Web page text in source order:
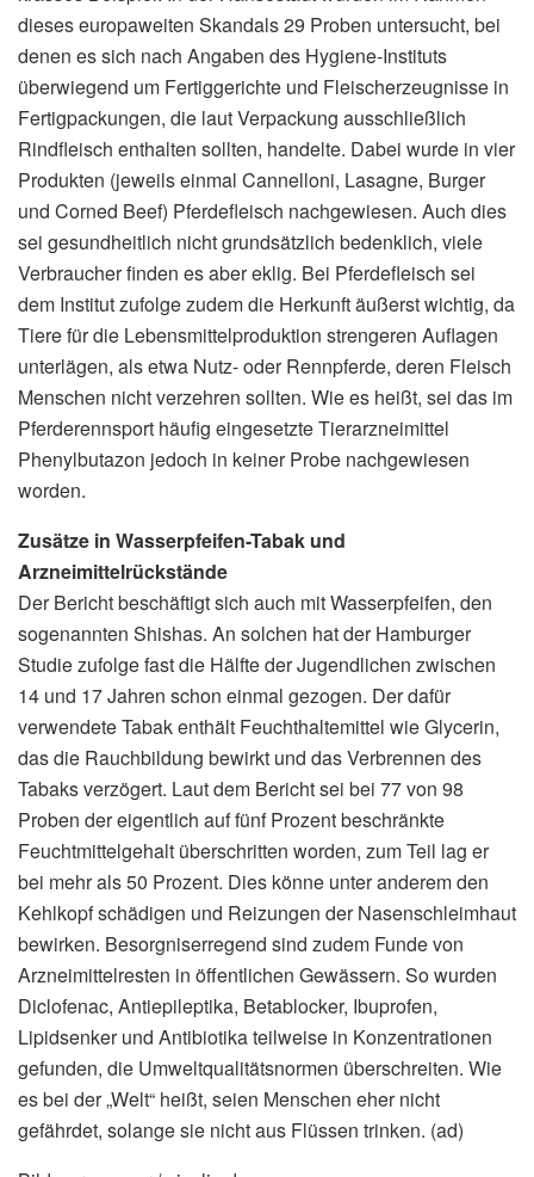
dieses europaweiten Skandals 29 Proben untersucht, bei
denen es sich nach Angaben des Hygiene-Instituts
überwiegend um Fertiggerichte und Fleischerzeugnisse in
Fertigpackungen, die laut Verpackung ausschließlich
Rindfleisch enthalten sollten, handelte. Dabei wurde in vier
Produkten (jeweils einmal Cannelloni, Lasagne, Burger
und Corned Beef) Pferdefleisch nachgewiesen. Auch dies
sei gesundheitlich nicht grundsätzlich bedenklich, viele
Verbraucher finden es aber eklig. Bei Pferdefleisch sei
dem Institut zufolge zudem die Herkunft äußerst wichtig, da
Tiere für die Lebensmittelproduktion strengeren Auflagen
unterlägen, als etwa Nutz- oder Rennpferde, deren Fleisch
Menschen nicht verzehren sollten. Wie es heißt, sei das im
Pferderennsport häufig eingesetzte Tierarzneimittel
Phenylbutazon jedoch in keiner Probe nachgewiesen
worden.
Zusätze in Wasserpfeifen-Tabak und
Arzneimittelrückstände
Der Bericht beschäftigt sich auch mit Wasserpfeifen, den
sogenannten Shishas. An solchen hat der Hamburger
Studie zufolge fast die Hälfte der Jugendlichen zwischen
14 und 17 Jahren schon einmal gezogen. Der dafür
verwendete Tabak enthält Feuchthaltemittel wie Glycerin,
das die Rauchbildung bewirkt und das Verbrennen des
Tabaks verzögert. Laut dem Bericht sei bei 77 von 98
Proben der eigentlich auf fünf Prozent beschränkte
Feuchtmittelgehalt überschritten worden, zum Teil lag er
bei mehr als 50 Prozent. Dies könne unter anderem den
Kehlkopf schädigen und Reizungen der Nasenschleimhaut
bewirken. Besorgniserregend sind zudem Funde von
Arzneimittelresten in öffentlichen Gewässern. So wurden
Diclofenac, Antiepileptika, Betablocker, Ibuprofen,
Lipidsenker und Antibiotika teilweise in Konzentrationen
gefunden, die Umweltqualitätsnormen überschreiten. Wie
es bei der „Welt“ heißt, seien Menschen eher nicht
gefährdet, solange sie nicht aus Flüssen trinken. (ad)